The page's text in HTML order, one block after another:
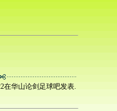
在华山论剑足球吧发表.